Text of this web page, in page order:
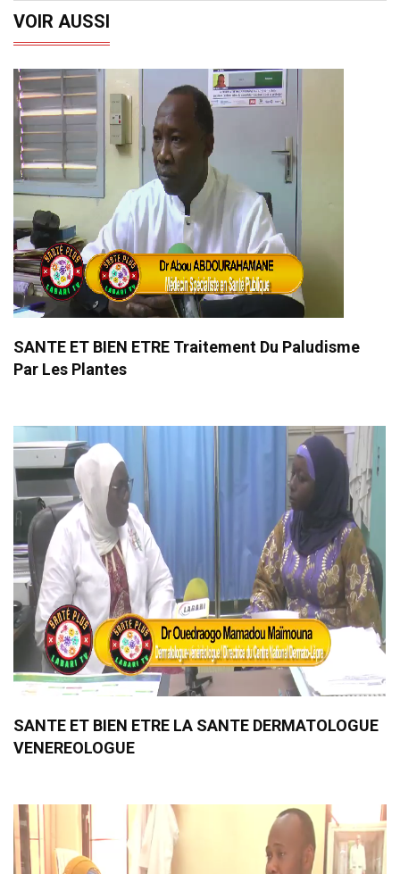
VOIR AUSSI
SANTE ET BIEN ETRE Traitement Du Paludisme
Par Les Plantes
SANTE ET BIEN ETRE LA SANTE DERMATOLOGUE
VENEREOLOGUE